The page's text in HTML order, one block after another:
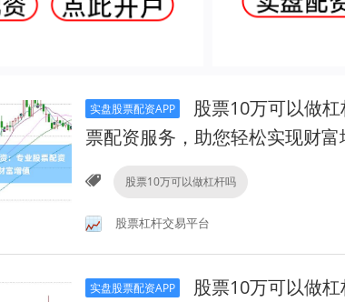
实盘股票配资APP
股票10万可以做
票配资服务，助您轻松实现财富
股票10万可以做杠杆吗
股票杠杆交易平台
实盘股票配资APP
股票10万可以做